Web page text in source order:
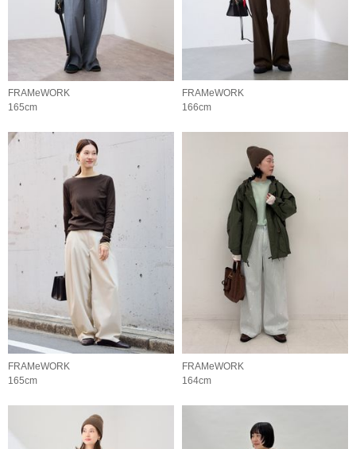
FRAMeWORK
165cm
FRAMeWORK
166cm
FRAMeWORK
165cm
FRAMeWORK
164cm